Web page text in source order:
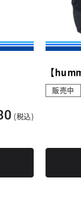
(税込)
【
販売中